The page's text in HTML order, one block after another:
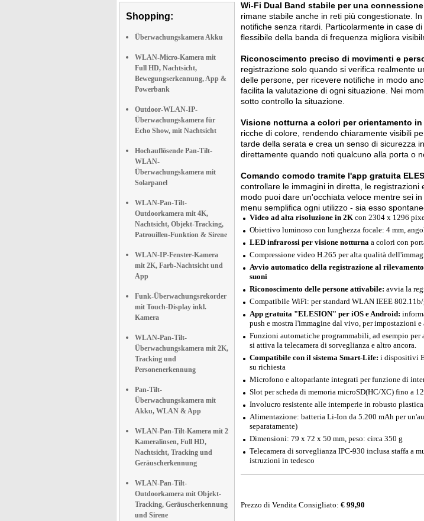
Shopping:
Überwachungskamera Akku
WLAN-Micro-Kamera mit
Full HD, Nachtsicht,
Bewegungserkennung, App &
Powerbank
Outdoor-WLAN-IP-
Überwachungskamera für
Echo Show, mit Nachtsicht
Hochauflösende Pan-Tilt-
WLAN-
Überwachungskamera mit
Solarpanel
WLAN-Pan-Tilt-
Outdoorkamera mit 4K,
Nachtsicht, Objekt-Tracking,
Patrouillen-Funktion & Sirene
WLAN-IP-Fenster-Kamera
mit 2K, Farb-Nachtsicht und
App
Funk-Überwachungsrekorder
mit Touch-Display inkl.
Kamera
WLAN-Pan-Tilt-
Überwachungskamera mit 2K,
Tracking und
Personenerkennung
Pan-Tilt-
Überwachungskamera mit
Akku, WLAN & App
WLAN-Pan-Tilt-Kamera mit 2
Kameralinsen, Full HD,
Nachtsicht, Tracking und
Geräuscherkennung
WLAN-Pan-Tilt-
Outdoorkamera mit Objekt-
Tracking, Geräuscherkennung
und Sirene
Wi-Fi Dual Band stabile per una
rimane stabile anche in reti più congestionate.
notifiche senza ritardi. Particolarmente in case
flessibile della banda di frequenza migliora
Riconoscimento preciso di movimenti e
registrazione solo quando si verifica realmente
delle persone, per ricevere notifiche in modo
facilita la valutazione di ogni situazione. Nei
sotto controllo la situazione.
Visione notturna a colori per orientamento in
ricche di colore, rendendo chiaramente visibili
tarde della serata e crea un senso di sicurezza
direttamente quando noti qualcuno alla porta o
Comando comodo tramite l'app gratuita
controllare le immagini in diretta, le
modo puoi dare un'occhiata veloce mentre sei
menu semplifica ogni utilizzo - sia esso
Video ad alta risoluzione in 2K con 2304 x 1296
Obiettivo luminoso con lunghezza focale: 4 mm,
LED infrarossi per visione notturna a colori con
Compressione video H.265 per alta qualità
Avvio automatico della registrazione al
suoni
Riconoscimento delle persone attivabile: avvia la
Compatibile WiFi: per standard WLAN IEEE
App gratuita "ELESION" per iOS e Android:
push e mostra l'immagine dal vivo, per impostazioni e
Funzioni automatiche programmabili, ad esempio
si attiva la telecamera di sorveglianza e altro ancora.
Compatibile con il sistema Smart-Life: i dispositivi
su richiesta
Microfono e altoparlante integrati per funzione di
Slot per scheda di memoria microSD(HC/XC) fino a
Involucro resistente alle intemperie in robusto
Alimentazione: batteria Li-Ion da 5.200 mAh per
separatamente)
Dimensioni: 79 x 72 x 50 mm, peso: circa 350 g
Telecamera di sorveglianza IPC-930 inclusa staffa a
istruzioni in tedesco
Prezzo di Vendita Consigliato: € 99,90